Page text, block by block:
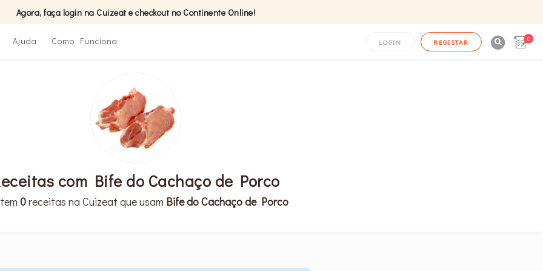
Agora, faça login na Cuizeat e checkout no Continente Online!
Ajuda Como Funciona LOGIN REGISTAR 0
com Bife do Cachaço de Porco
0receitas na Cuizeat que usam Bife do Cachaço de Porco